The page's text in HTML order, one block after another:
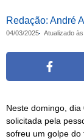
Redação: André
04/03/2025 Atualizado
Neste domingo,
solicitada pela
sofreu um golpe do